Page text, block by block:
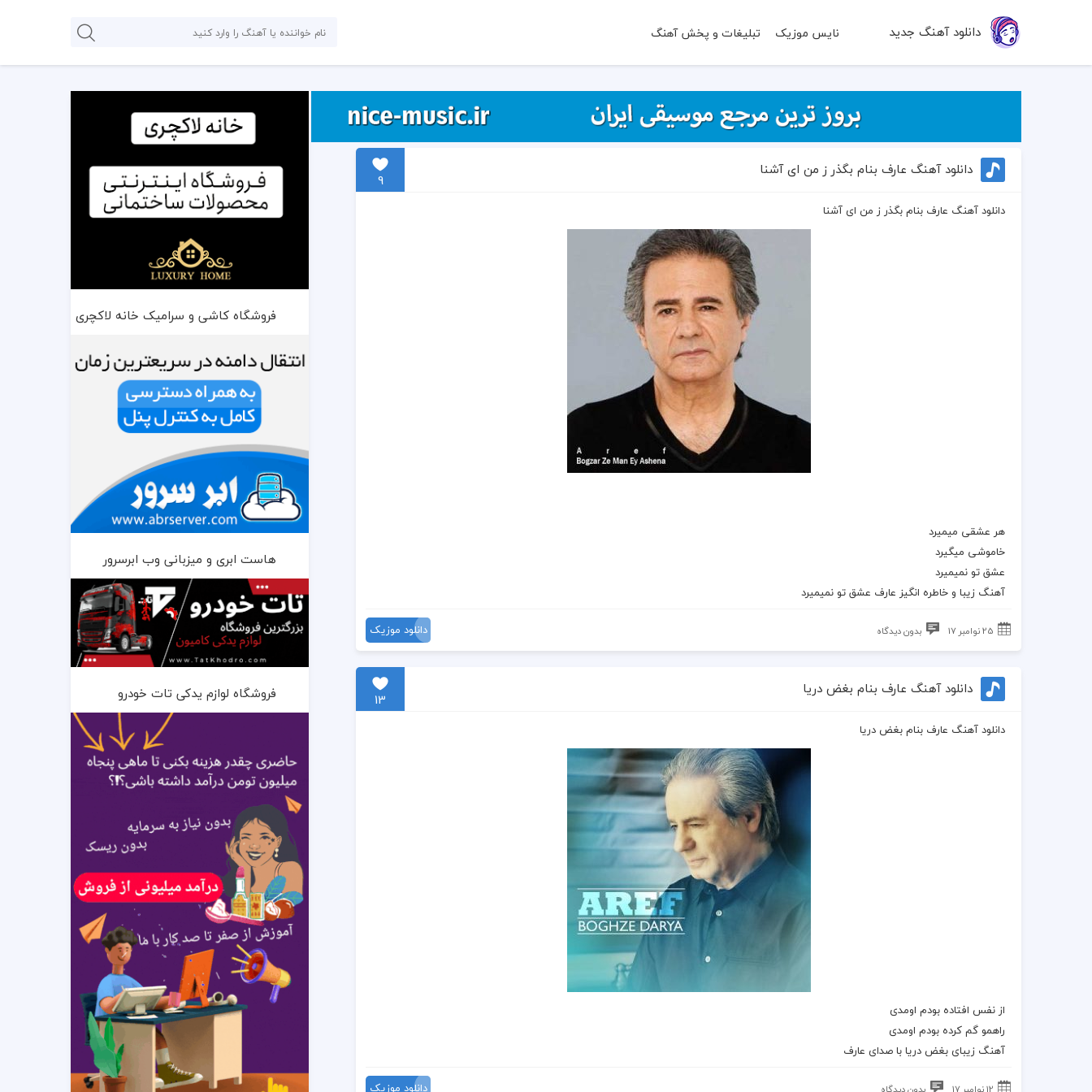
دانلود آهنگ جدید نایس موزیک تبلیغات و پخش آهنگ
دانلود آهنگ عارف بنام بگذر ز من ای آشنا
9
دانلود آهنگ عارف بنام بگذر ز من ای آشنا
هر عشقی میمیرد
خاموشی میگیرد
عشق تو نمیمیرد
آهنگ زیبا و خاطره انگیز عارف عشق تو نمیمیرد
25 نوامبر 17 بدون دیدگاه دانلود موزیک
دانلود آهنگ عارف بنام بغض دریا
13
دانلود آهنگ عارف بنام بغض دریا
از نفس افتاده بودم اومدی
راهمو گم کرده بودم اومدی
آهنگ زیبای بغض دریابا صدای عارف
دانلود موزیک
فروشگاه کاشی و سرامیک خانه لاکچری
هاست ابری و میزبانی وب ابرسرور
فروشگاه لوازم یدکی تات خودرو